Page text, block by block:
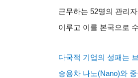
근무하는 52명의 관리
이루고 이를 본국으로
다국적 기업의 성패는
승용차 나노(Nano)와 중